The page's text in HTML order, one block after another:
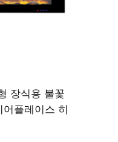
장식용 불꽃
플레이스 히